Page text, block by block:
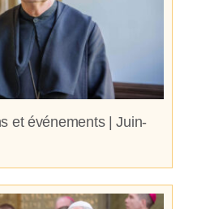
et événements | Juin-